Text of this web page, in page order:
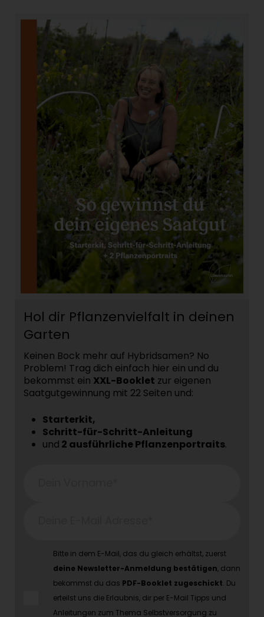
Hol dir Pflanzenvielfalt in deinen
Garten
Keinen Bock mehr auf Hybridsamen? No
Problem! Trag dich einfach hier ein und du
bekommst ein XXL-Booklet zur eigenen
Saatgutgewinnung mit 22 Seiten und:
Starterkit,
Schritt-für-Schritt-Anleitung
und 2 ausführliche Pflanzenportraits.
Bitte in dem E-Mail, das du gleich erhältst, zuerst
deine Newsletter-Anmeldung bestätigen, dann
bekommst du das PDF-Booklet zugeschickt. Du
erteilst uns die Erlaubnis, dir per E-Mail Tipps und
Anleitungen zum Thema Selbstversorgung zu